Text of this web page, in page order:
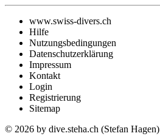
www.swiss-divers.ch
Hilfe
Nutzungsbedingungen
Datenschutzerklärung
Impressum
Kontakt
Login
Registrierung
Sitemap
© 2026 by dive.steha.ch (Stefan Hagen)